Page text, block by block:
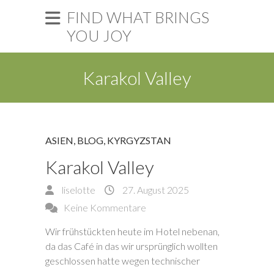
FIND WHAT BRINGS
YOU JOY
Karakol Valley
ASIEN, BLOG, KYRGYZSTAN
Karakol Valley
liselotte
27. August 2025
Keine Kommentare
Wir frühstückten heute im Hotel nebenan,
da das Café in das wir ursprünglich wollten
geschlossen hatte wegen technischer